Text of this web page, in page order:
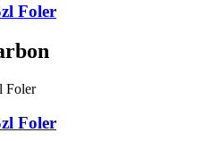
Foler
Foler